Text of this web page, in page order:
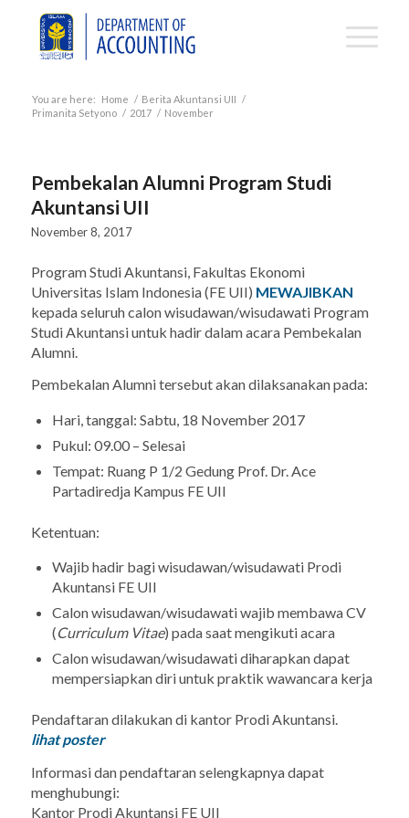
You are here: Home / Berita Akuntansi UII /
Primanita Setyono / 2017 / November
Pembekalan Alumni Program Studi
Akuntansi UII
November 8, 2017
Program Studi Akuntansi, Fakultas Ekonomi
Universitas Islam Indonesia (FE UII) MEWAJIBKAN
kepada seluruh calon wisudawan/wisudawati Program
Studi Akuntansi untuk hadir dalam acara Pembekalan
Alumni.
Pembekalan Alumni tersebut akan dilaksanakan pada:
Hari, tanggal: Sabtu, 18 November 2017
Pukul: 09.00 – Selesai
Tempat: Ruang P 1/2 Gedung Prof. Dr. Ace
Partadiredja Kampus FE UII
Ketentuan:
Wajib hadir bagi wisudawan/wisudawati Prodi
Akuntansi FE UII
Calon wisudawan/wisudawati wajib membawa CV
(Curriculum Vitae) pada saat mengikuti acara
Calon wisudawan/wisudawati diharapkan dapat
mempersiapkan diri untuk praktik wawancara kerja
Pendaftaran dilakukan di kantor Prodi Akuntansi.
lihat poster
Informasi dan pendaftaran selengkapnya dapat
menghubungi:
Kantor Prodi Akuntansi FE UII